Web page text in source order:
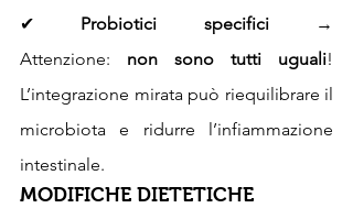
✔ Probiotici specifici →
Attenzione: non sono tutti uguali!
L’integrazione mirata può riequilibrare il
microbiota e ridurre l’infiammazione
intestinale.
MODIFICHE DIETETICHE